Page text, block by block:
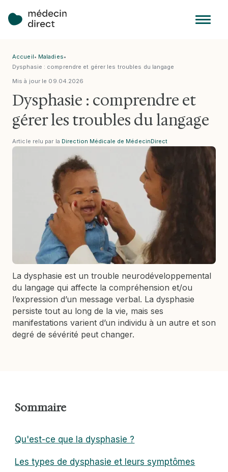
Accueil• Maladies•
Dysphasie : comprendre et gérer les troubles du langage
Dysphasie : comprendre et
gérer les troubles du langage
Mis à jour le 09.04.2026
Article relu par la Direction Médicale de MédecinDirect
La dysphasie est un trouble neurodéveloppemental
du langage qui affecte la compréhension et/ou
l’expression d’un message verbal. La dysphasie
persiste tout au long de la vie, mais ses
manifestations varient d’un individu à un autre et son
degré de sévérité peut changer.
Sommaire
Qu'est-ce que la dysphasie ?
Les types de dysphasie et leurs symptômes